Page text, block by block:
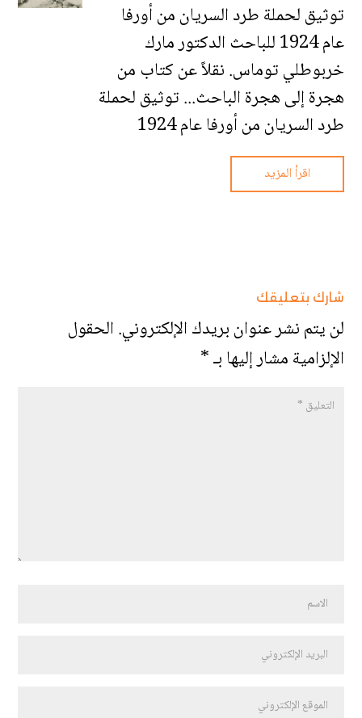
توثيق لحملة طرد السريان من أورفا
عام 1924 للباحث الدكتور مارك
خربوطلي توماس. نقلاً عن كتاب من
هجرة إلى هجرة الباحث... توثيق لحملة
طرد السريان من أورفا عام 1924
اقرأ المزيد
شارك بتعليقك
لن يتم نشر عنوان بريدك الإلكتروني.الحقول
الإلزامية مشار إليها بـ*